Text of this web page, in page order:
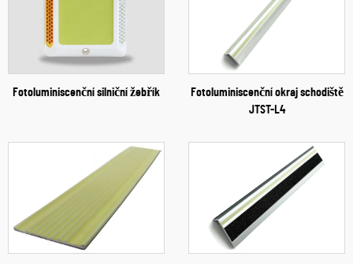
Fotoluminiscenční silniční žebřík
Fotoluminiscenční okraj schodiště
JTST-L4